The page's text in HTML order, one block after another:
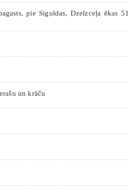
pie Siguldas, Dzelzceļa ēkas
un krāču